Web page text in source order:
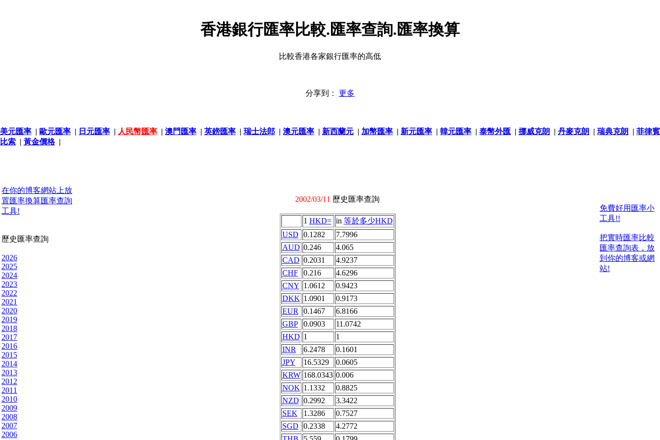
香港銀行匯率比較.匯率查詢.匯率換算
比較香港各家銀行匯率的高低
分享到： 更多
美元匯率 | 歐元匯率 | 日元匯率 | 人民幣匯率 | 澳門匯率 | 英鎊匯率 | 瑞士法郎 | 澳元匯率 | 新西蘭元 | 加幣匯率 | 新元匯率 | 韓元匯率 | 泰幣外匯 | 挪威克朗 | 丹麥克朗 | 瑞典克朗 | 菲律賓
比索 | 黃金價格|
在你的博客網站上放
置匯率換算匯率查詢
工具!
歷史匯率查詢
2026
2025
2024
2023
2022
2021
2020
2019
2018
2017
2016
2015
2014
2013
2012
2011
2010
2009
2008
2007
2006
2002/03/11 歷史匯率查詢
1 HKD= in 等於多少HKD
USD
0.1282
7.7996
AUD 0.246
4.065
CAD 0.2031
4.9237
CHF
0.216
4.6296
CNY 1.0612
0.9423
DKK 1.0901
0.9173
EUR
0.1467
6.8166
GBP
0.0903
11.0742
HKD 1
1
INR
6.2478
0.1601
JPY
16.5329
0.0605
KRW 168.0343 0.006
NOK 1.1332
0.8825
NZD 0.2992
3.3422
SEK
1.3286
0.7527
SGD
0.2338
4.2772
免費好用匯率小
工具!!
把實時匯率比較
匯率查詢表，放
到你的博客或網
站!